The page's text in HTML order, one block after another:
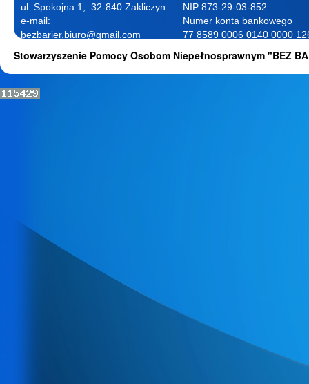
ul. Spokojna 1, 32-840 Zakliczyn
e-mail:
bezbarier.biuro@gmail.com
NIP 873-29-03-852
Numer konta bankowego
77 8589 0006 0140 0000
Stowarzyszenie Pomocy Osobom Niepełnosprawnym "BEZ